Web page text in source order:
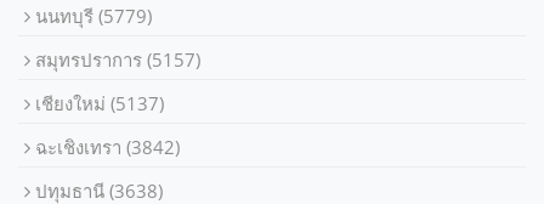
นนทบุรี
(5779)
สมุทรปราการ
(5157)
เชียงใหม่
(5137)
ฉะเชิงเทรา
(3842)
ปทุมธานี
(3638)